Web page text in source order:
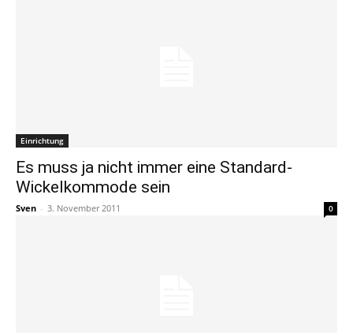
Einrichtung
Es muss ja nicht immer eine Standard-
Wickelkommode sein
Sven - 3. November 2011 0